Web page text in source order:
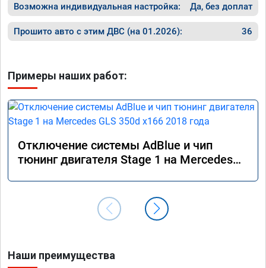
Возможна индивидуальная настройка: Да, без доплат
Прошито авто с этим ДВС (на 01.2026): 36
Примеры наших работ:
Отключение системы AdBlue и чип
тюнинг двигателя Stage 1 на Mercedes
Наши преимущества